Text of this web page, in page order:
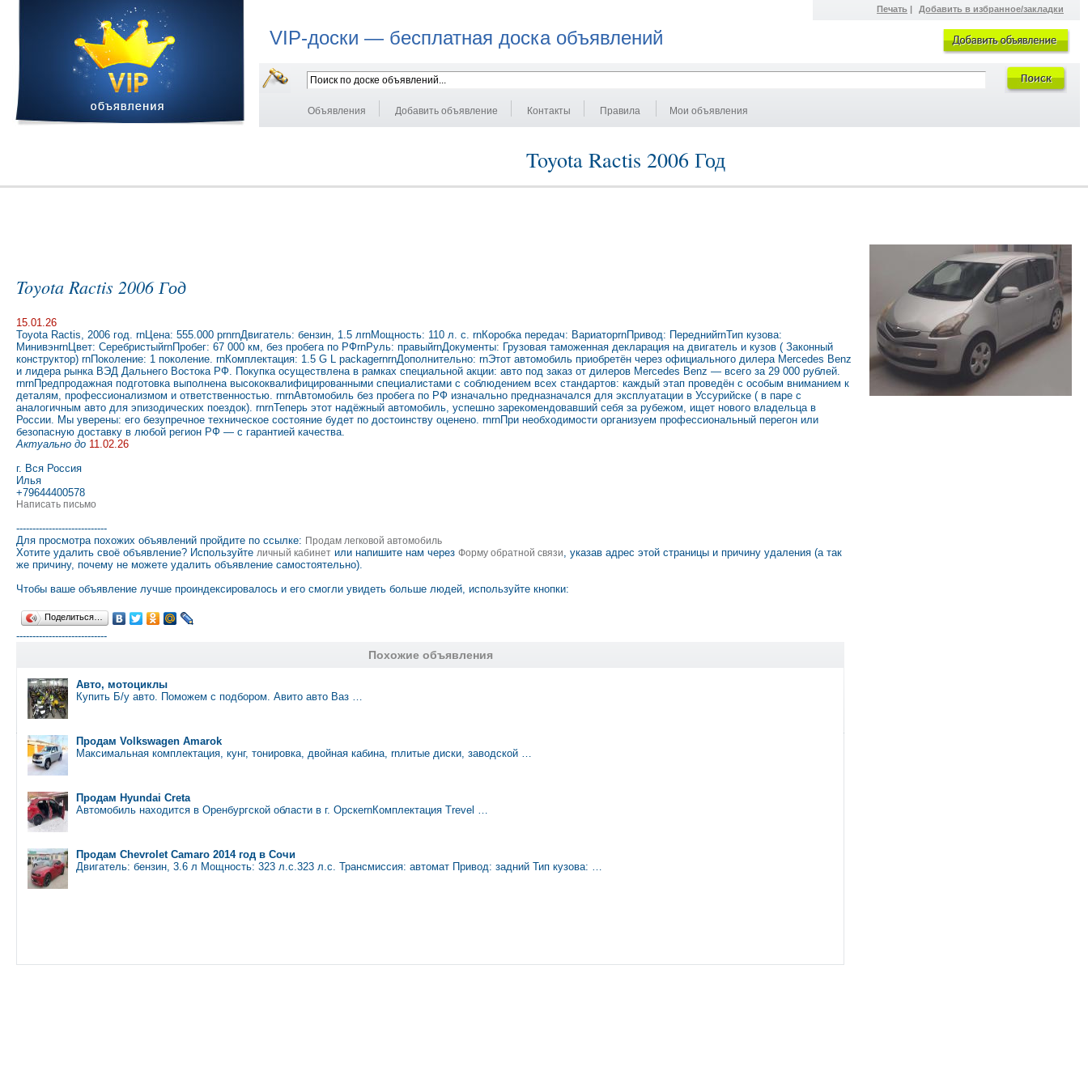
Печать | Добавить в избранное/закладки
VIP-доски — бесплатная доска объявлений
Объявления Добавить объявление Контакты Правила Мои объявления
Toyota Ractis 2006 Год
Toyota Ractis 2006 Год
15.01.26
Toyota Ractis, 2006 год. rnЦена: 555.000 рrnrnДвигатель: бензин, 1.5 лrnМощность: 110 л. с. rnКоробка передач: ВариаторrnПривод: ПереднийrnТип кузова:
МинивэнrnЦвет: СеребристыйrnПробег: 67 000 км, без пробега по РФrnРуль: правыйrnДокументы: Грузовая таможенная декларация на двигатель и кузов ( Законный
конструктор) rnПоколение: 1 поколение. rnКомплектация: 1.5 G L packagernrnДополнительно: rnЭтот автомобиль приобретён через официального дилера Mercedes Benz
и лидера рынка ВЭД Дальнего Востока РФ. Покупка осуществлена в рамках специальной акции: авто под заказ от дилеров Mercedes Benz — всего за 29 000 рублей.
rnrnПредпродажная подготовка выполнена высококвалифицированными специалистами с соблюдением всех стандартов: каждый этап проведён с особым вниманием к
деталям, профессионализмом и ответственностью. rnrnАвтомобиль без пробега по РФ изначально предназначался для эксплуатации в Уссурийске ( в паре с
аналогичным авто для эпизодических поездок). rnrnТеперь этот надёжный автомобиль, успешно зарекомендовавший себя за рубежом, ищет нового владельца в
России. Мы уверены: его безупречное техническое состояние будет по достоинству оценено. rnrnПри необходимости организуем профессиональный перегон или
безопасную доставку в любой регион РФ — с гарантией качества.
Актуально до 11.02.26
г. Вся Россия
Илья
+79644400578
Написать письмо
----------------------------
Для просмотра похожих объявлений пройдите по ссылке: Продам легковой автомобиль
Хотите удалить своё объявление? Используйте личный кабинет или напишите нам через Форму обратной связи, указав адрес этой страницы и причину удаления (а так
же причину, почему не можете удалить объявление самостоятельно).
Чтобы ваше объявление лучше проиндексировалось и его смогли увидеть больше людей, используйте кнопки:
Поделиться…
----------------------------
Похожие объявления
Авто, мотоциклы
Купить Б/у авто. Поможем с подбором. Авито авто Ваз …
Продам Volkswagen Amarok
Максимальная комплектация, кунг, тонировка, двойная кабина, rnлитые диски, заводской …
Продам Hyundai Creta
Автомобиль находится в Оренбургской области в г. ОрскеrnКомплектация Тrevel …
Продам Chevrolet Camaro 2014 год в Сочи
Двигатель: бензин, 3.6 л Мощность: 323 л.с.323 л.с. Трансмиссия: автомат Привод: задний Тип кузова: …